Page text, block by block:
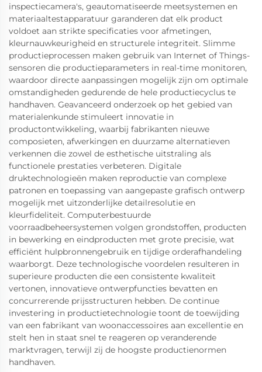
inspectiecamera's, geautomatiseerde meetsystemen en
materiaaltestapparatuur garanderen dat elk product
voldoet aan strikte specificaties voor afmetingen,
kleurnauwkeurigheid en structurele integriteit. Slimme
productieprocessen maken gebruik van Internet of Things-
sensoren die productieparameters in real-time monitoren,
waardoor directe aanpassingen mogelijk zijn om optimale
omstandigheden gedurende de hele productiecyclus te
handhaven. Geavanceerd onderzoek op het gebied van
materialenkunde stimuleert innovatie in
productontwikkeling, waarbij fabrikanten nieuwe
composieten, afwerkingen en duurzame alternatieven
verkennen die zowel de esthetische uitstraling als
functionele prestaties verbeteren. Digitale
druktechnologieën maken reproductie van complexe
patronen en toepassing van aangepaste grafisch ontwerp
mogelijk met uitzonderlijke detailresolutie en
kleurfideliteit. Computerbestuurde
voorraadbeheersystemen volgen grondstoffen, producten
in bewerking en eindproducten met grote precisie, wat
efficiënt hulpbronnengebruik en tijdige orderafhandeling
waarborgt. Deze technologische voordelen resulteren in
superieure producten die een consistente kwaliteit
vertonen, innovatieve ontwerpfuncties bevatten en
concurrerende prijsstructuren hebben. De continue
investering in productietechnologie toont de toewijding
van een fabrikant van woonaccessoires aan excellentie en
stelt hen in staat snel te reageren op veranderende
marktvragen, terwijl zij de hoogste productienormen
handhaven.